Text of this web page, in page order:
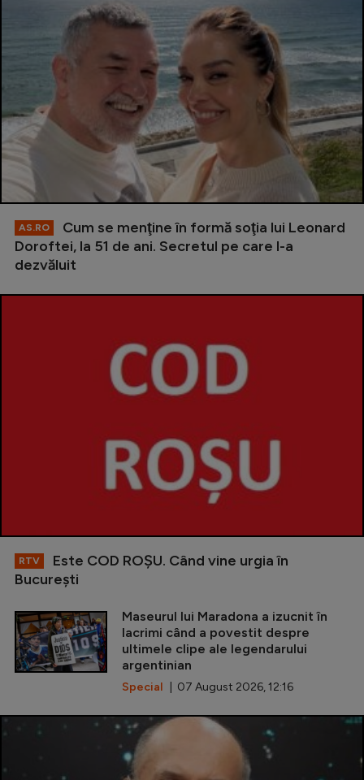
AS.RO
Cum se menţine în formă soţia lui Leonard
Doroftei, la 51 de ani. Secretul pe care l-a
dezvăluit
RTV
Este COD ROŞU. Când vine urgia în
Bucureşti
Maseurul lui Maradona a izucnit în
lacrimi când a povestit despre
ultimele clipe ale legendarului
argentinian
Special | 07 August 2026, 12:16